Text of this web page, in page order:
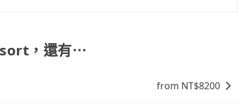
或人數較多，需要大T保母車、20人座中巴、40人
，還有⋯
from NT$8200